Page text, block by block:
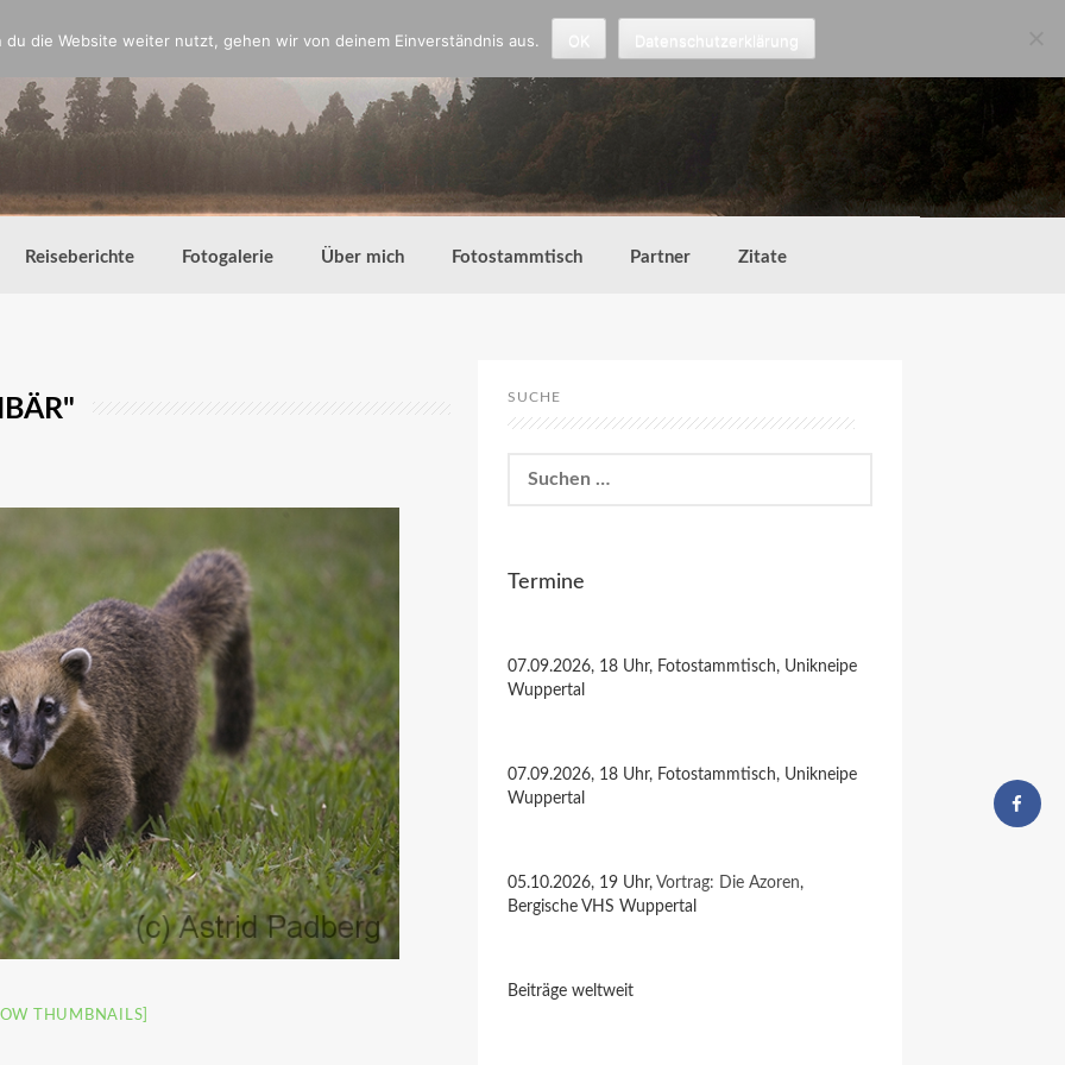
Reiseberichte Fotogalerie Über mich Fotostammtisch Partner Zitate
THUMBNAILS]
SUCHE
nach:
Termine
07.09.2026, 18 Uhr, Fotostammtisch, Unikneipe
Wuppertal
07.09.2026, 18 Uhr, Fotostammtisch, Unikneipe
Wuppertal
05.10.2026, 19 Uhr, Vortrag: Die Azoren,
Bergische VHS Wuppertal
Beiträge weltweit
die Website weiter nutzt, gehen wir von deinem Einverständnis aus.